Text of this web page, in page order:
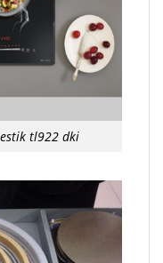
tl922 dki